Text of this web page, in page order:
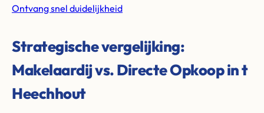
Ontvang snel duidelijkheid
Strategische vergelijking:
Makelaardij vs. Directe Opkoop in t
Heechhout